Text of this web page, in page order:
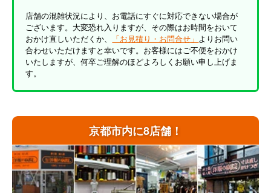
京都市内に8店舗！
店舗の混雑状況により、お電話にすぐに対応できない場合が
ございます。大変恐れ入りますが、その際はお時間をおいて
おかけ直しいただくか、
「お見積り・お問合せ」 よりお問い
合わせいただけますと幸いです。お客様にはご不便をおかけ
いたしますが、何卒ご理解のほどよろしくお願い申し上げま
す。